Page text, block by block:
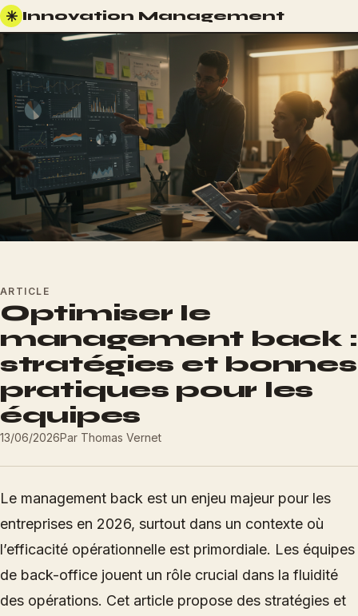
✳ Innovation Management
ARTICLE
Optimiser le
management back :
stratégies et bonnes
pratiques pour les
équipes
13/06/2026Par Thomas Vernet
Le management back est un enjeu majeur pour les
entreprises en 2026, surtout dans un contexte où
l’efficacité opérationnelle est primordiale. Les équipes
de back-office jouent un rôle crucial dans la fluidité
des opérations. Cet article propose des stratégies et